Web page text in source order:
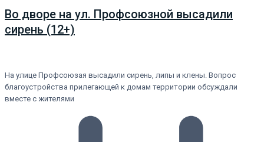
Во дворе на ул. Профсоюзной высадили
сирень (12+)
На улице Профсоюзая высадили сирень, липы и клены. Вопрос
благоустройства прилегающей к домам территории обсуждали
вместе с жителями